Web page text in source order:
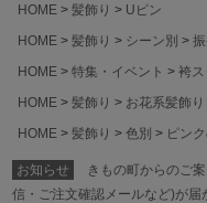
HOME
髪飾り
Uピン
HOME
髪飾り シーン別
HOME
特集・イベント
袴
HOME
髪飾り
お花系髪飾り
HOME
髪飾り 色別 ピン
お知らせ
きもの町からのご案
信・ご注文確認メールなど)が届